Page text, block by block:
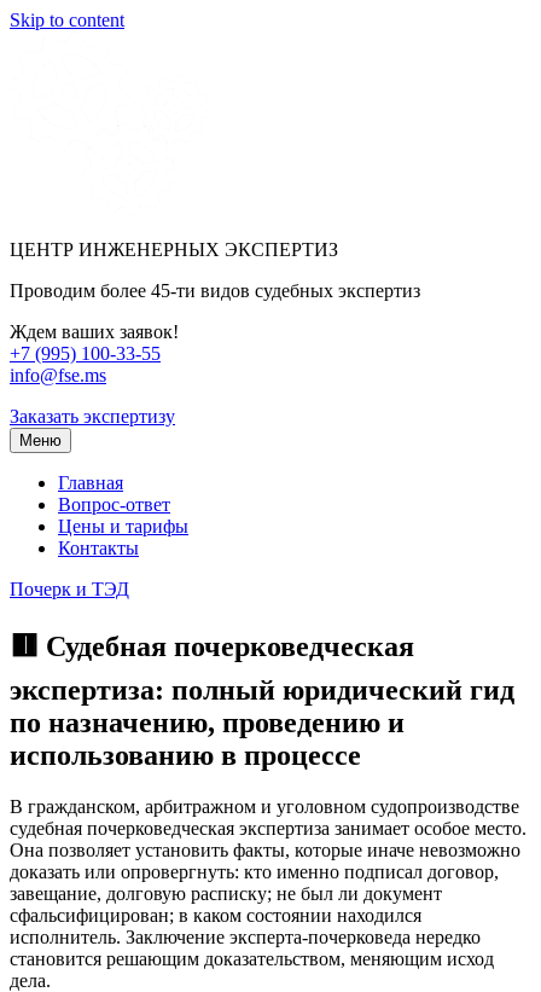
Skip to content
ЦЕНТР ИНЖЕНЕРНЫХ ЭКСПЕРТИЗ
Проводим более 45-ти видов судебных экспертиз
Ждем ваших заявок!
+7 (995) 100-33-55
info@fse.ms
Заказать экспертизу
Меню
Главная
Вопрос-ответ
Цены и тарифы
Контакты
Почерк и ТЭД
🟥 Судебная почерковедческая
экспертиза: полный юридический гид
по назначению, проведению и
использованию в процессе
В гражданском, арбитражном и уголовном судопроизводстве
судебная почерковедческая экспертиза занимает особое место.
Она позволяет установить факты, которые иначе невозможно
доказать или опровергнуть: кто именно подписал договор,
завещание, долговую расписку; не был ли документ
сфальсифицирован; в каком состоянии находился
исполнитель. Заключение эксперта-почерковеда нередко
становится решающим доказательством, меняющим исход
дела.